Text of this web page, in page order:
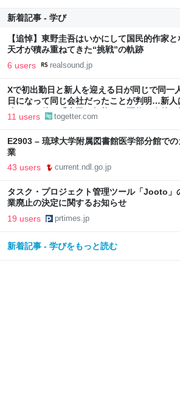
新着記事 - 学び
【追悼】東野圭吾はいかにして国民的作家
天才が積み重ねてきた“挑戦”の軌跡
6 users realsound.jp
Xで初出勤日と新人を迎える日が同じで同一
日になって同じ会社だったことが判明…新
稿、その後に「上司は無能」と配信→今後の
11 users togetter.com
E2903 – 琉球大学附属図書館医学部分館で
業
43 users current.ndl.go.jp
タスク・プロジェクト管理ツール「Jooto」
業廃止の決定に関するお知らせ
19 users prtimes.jp
新着記事 - 学びをもっと読む